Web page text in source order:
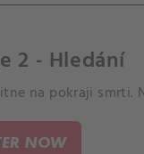
2 - Hledání
na pokraji smrti.
NOW